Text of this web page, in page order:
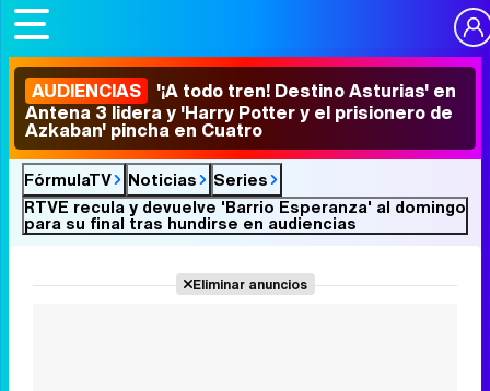
AUDIENCIAS '¡A todo tren! Destino Asturias' en
Antena 3 lidera y 'Harry Potter y el prisionero de
Azkaban' pincha en Cuatro
FórmulaTV Noticias
Series
RTVE recula y devuelve 'Barrio Esperanza' al domingo
para su final tras hundirse en audiencias
Eliminar anuncios